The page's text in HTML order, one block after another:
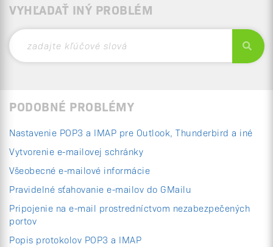
VYHĽADAŤ INÝ PROBLÉM
PODOBNÉ PROBLÉMY
Nastavenie POP3 a IMAP pre Outlook, Thunderbird a iné
Vytvorenie e-mailovej schránky
Všeobecné e-mailové informácie
Pravidelné sťahovanie e-mailov do GMailu
Pripojenie na e-mail prostredníctvom nezabezpečených
portov
Popis protokolov POP3 a IMAP